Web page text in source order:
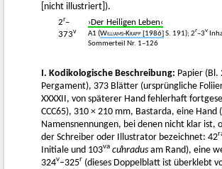
[nicht illustriert]).
2r–
373v
›Der Heiligen Leben‹
A1 (Williams-Krapp [1986] S. 191); 2r–3v
Sommerteil Nr. 1–126
I. Kodikologische Beschreibung: Papier (Bl.
Pergament), 373 Blätter (ursprüngliche
XXXXII, von späterer Hand fehlerhaft
CCC65), 310 × 210 mm, Bastarda, eine Hand
Namensnennungen, bei denen nicht klar ist,
der Schreiber oder Illustrator bezeichnet: 42
Initiale und 103va cuͦnradus am Rand), eine
324v–325r (dieses Doppelblatt ist überklebt